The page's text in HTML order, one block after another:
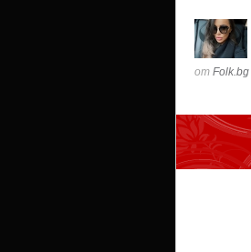
от Folk.bg